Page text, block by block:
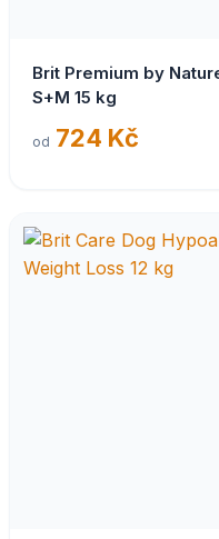
Brit Premium by
S+M 15 kg
od 724 Kč